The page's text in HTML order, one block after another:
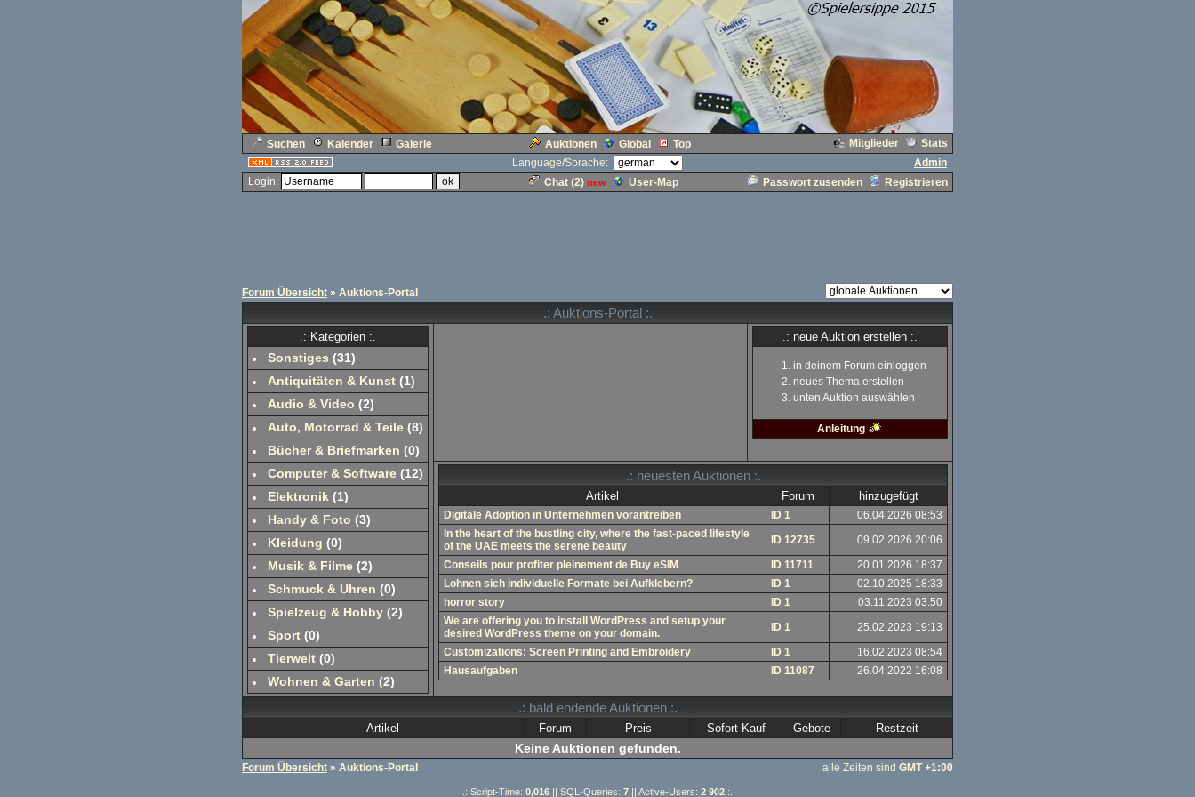
Suchen Kalender Galerie Auktionen Global Top Mitglieder
Stats
Language/Sprache:
Admin
Login:
Chat (2) new User-Map Passwort zusenden Registrieren
Forum Übersicht » Auktions-Portal
.: Auktions-Portal :.
.: Kategorien :.
Sonstiges (31)
Antiquitäten & Kunst (1)
Audio & Video (2)
Auto, Motorrad & Teile (8)
Bücher & Briefmarken (0)
Computer & Software (12)
Elektronik (1)
Handy & Foto (3)
Kleidung (0)
Musik & Filme (2)
Schmuck & Uhren (0)
Spielzeug & Hobby (2)
Sport (0)
Tierwelt (0)
Wohnen & Garten (2)
.: neue Auktion erstellen :.
in deinem Forum einloggen
neues Thema erstellen
unten Auktion auswählen
Anleitung
.: neuesten Auktionen :.
Artikel Forum hinzugefügt
Digitale Adoption in Unternehmen vorantreiben ID 1
06.04.2026 08:53
In the heart of the bustling city, where the fast-paced lifestyle
of the UAE meets the serene beauty
ID 12735
09.02.2026 20:06
Conseils pour profiter pleinement de Buy eSIM
ID 11711
20.01.2026 18:37
Lohnen sich individuelle Formate bei Aufklebern?
ID 1
02.10.2025 18:33
horror story
ID 1
03.11.2023 03:50
We are offering you to install WordPress and setup your
desired WordPress theme on your domain.
ID 1
25.02.2023 19:13
Customizations: Screen Printing and Embroidery
ID 1
16.02.2023 08:54
Hausaufgaben
ID 11087 26.04.2022 16:08
.: bald endende Auktionen :.
Artikel Forum Preis Sofort-Kauf Gebote Restzeit
Keine Auktionen gefunden.
Forum Übersicht » Auktions-Portal alle Zeiten sind GMT +1:00
.: Script-Time: 0,016 || SQL-Queries: 7 || Active-Users: 2 902 :.